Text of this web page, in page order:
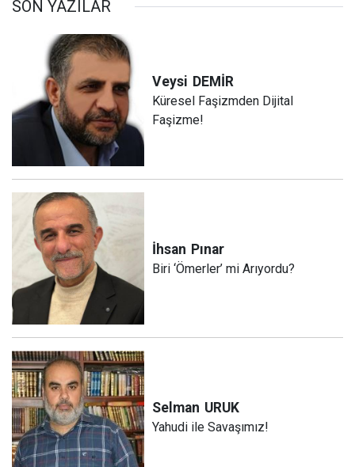
SON YAZILAR
Veysi DEMİR
Küresel Faşizmden Dijital
Faşizme!
İhsan Pınar
Biri ‘Ömerler’ mi Arıyordu?
Selman URUK
Yahudi ile Savaşımız!